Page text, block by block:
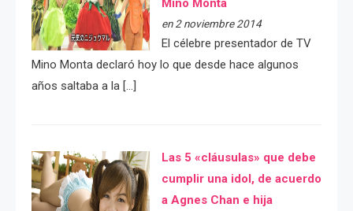
Mino Monta
en 2 noviembre 2014
El célebre presentador de TV
Mino Monta declaró hoy lo que desde hace algunos
años saltaba a la […]
Las 5 «cláusulas» que debe
cumplir una idol, de acuerdo
a Agnes Chan e hija